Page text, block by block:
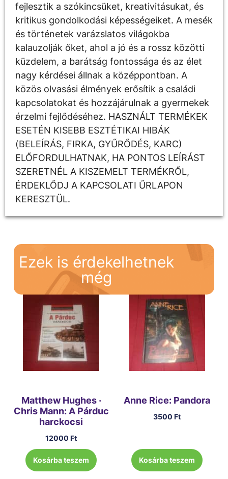
fejlesztik a szókincsüket, kreativitásukat, és
kritikus gondolkodási képességeiket. A mesék
és történetek varázslatos világokba
kalauzolják őket, ahol a jó és a rossz közötti
küzdelem, a barátság fontossága és az élet
nagy kérdései állnak a középpontban. A
közös olvasási élmények erősítik a családi
kapcsolatokat és hozzájárulnak a gyermekek
érzelmi fejlődéséhez. HASZNÁLT TERMÉKEK
ESETÉN KISEBB ESZTÉTIKAI HIBÁK
(BELEÍRÁS, FIRKA, GYŰRŐDÉS, KARC)
ELŐFORDULHATNAK, HA PONTOS LEÍRÁST
SZERETNÉL A KISZEMELT TERMÉKRŐL,
ÉRDEKLŐDJ A KAPCSOLATI ŰRLAPON
KERESZTÜL.
Ezek is érdekelhetnek
még
Matthew Hughes ·
Chris Mann: A Párduc
harckocsi
12000Ft
Kosárba teszem
Anne Rice: Pandora
3500 Ft
Kosárba teszem